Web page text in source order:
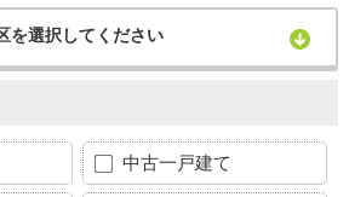
を選択してください
中古一戸建て